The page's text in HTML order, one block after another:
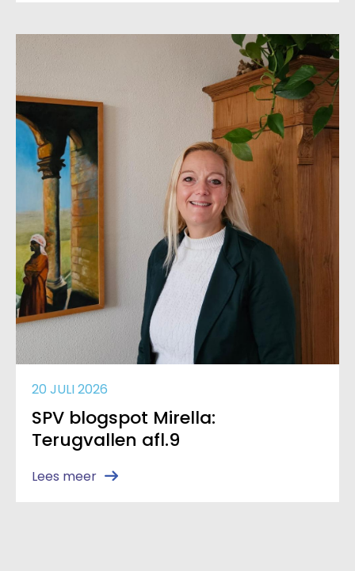
20 JULI 2026
SPV blogspot Mirella:
Terugvallen afl.9
Lees meer